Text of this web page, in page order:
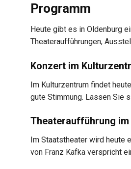
Programm
Heute gibt es in Oldenburg
Theateraufführungen,
Konzert im
Im Kulturzentrum findet
gute Stimmung. Lassen Sie
Theateraufführung
Im Staatstheater wird heute
von Franz Kafka verspricht